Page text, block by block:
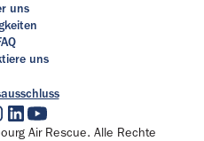
uns
uns
Air Rescue. Alle Rechte